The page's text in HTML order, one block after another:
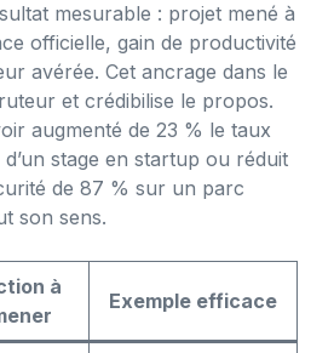
mesurable : projet mené à
officielle, gain de productivité
avérée. Cet ancrage dans le
et crédibilise le propos.
augmenté de 23 % le taux
stage en startup ou réduit
de 87 % sur un parc
son sens.
à
Exemple efficace